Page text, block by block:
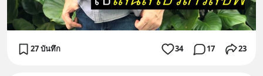
27 บันทึก 34 17 23